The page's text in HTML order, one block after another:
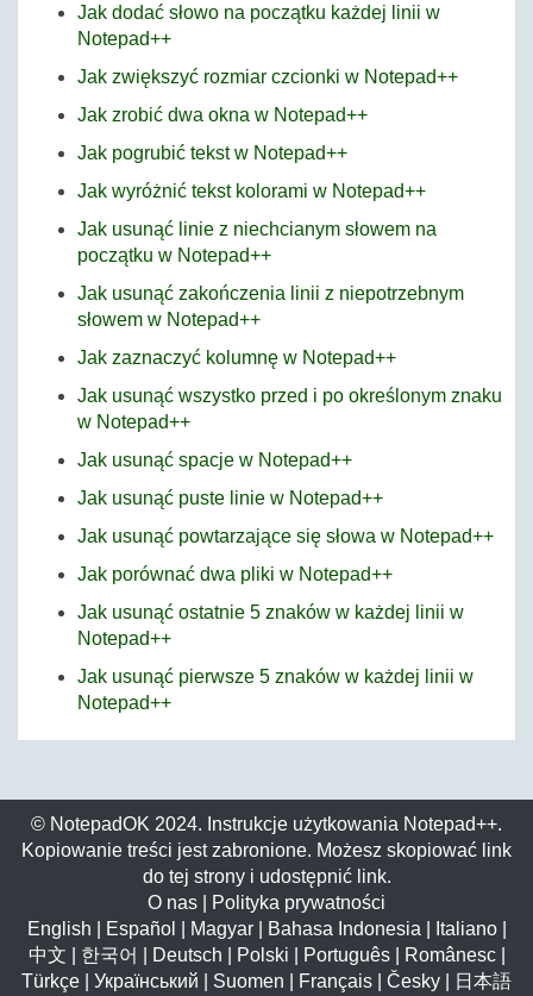
Jak dodać słowo na początku każdej linii w
Notepad++
Jak zwiększyć rozmiar czcionki w Notepad++
Jak zrobić dwa okna w Notepad++
Jak pogrubić tekst w Notepad++
Jak wyróżnić tekst kolorami w Notepad++
Jak usunąć linie z niechcianym słowem na
początku w Notepad++
Jak usunąć zakończenia linii z niepotrzebnym
słowem w Notepad++
Jak zaznaczyć kolumnę w Notepad++
Jak usunąć wszystko przed i po określonym znaku
w Notepad++
Jak usunąć spacje w Notepad++
Jak usunąć puste linie w Notepad++
Jak usunąć powtarzające się słowa w Notepad++
Jak porównać dwa pliki w Notepad++
Jak usunąć ostatnie 5 znaków w każdej linii w
Notepad++
Jak usunąć pierwsze 5 znaków w każdej linii w
Notepad++
© NotepadOK 2024. Instrukcje użytkowania Notepad++.
Kopiowanie treści jest zabronione. Możesz skopiować link
do tej strony i udostępnić link.
O nas
Polityka prywatności
English
Español Magyar| Bahasa Indonesia Italiano|
中文
한국어 Deutsch Polski Português| Românesc|
Türkçe
Український Suomen Français Česky 日本語